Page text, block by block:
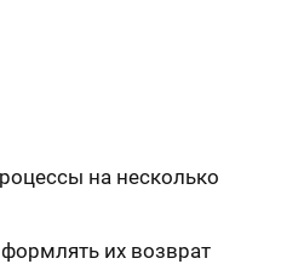
на несколько
их возврат